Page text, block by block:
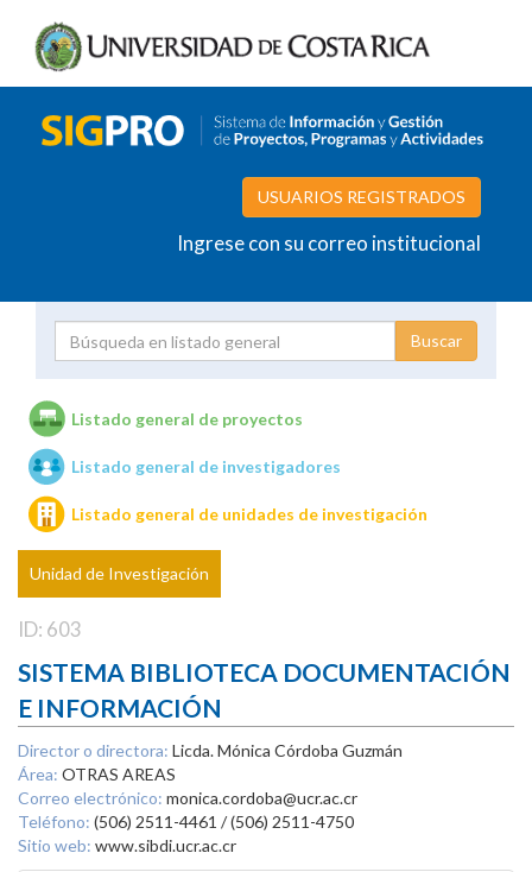
USUARIOS REGISTRADOS
Ingrese con su correo institucional
Unidades de investigación
Listado general de proyectos
Listado general de investigadores
Listado general de unidades de investigación
Unidad de Investigación
ID: 603
SISTEMA BIBLIOTECA DOCUMENTACIÓN
E INFORMACIÓN
Director o directora: Licda. Mónica Córdoba Guzmán
Área: OTRAS AREAS
Correo electrónico: monica.cordoba@ucr.ac.cr
Teléfono: (506) 2511-4461 / (506) 2511-4750
Sitio web: www.sibdi.ucr.ac.cr